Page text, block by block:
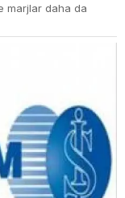
marjlar daha da